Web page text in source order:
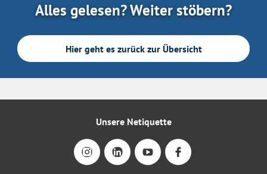
Alles gelesen? Weiter stöbern?
Hier geht es zurück zur Übersicht
Unsere Netiquette